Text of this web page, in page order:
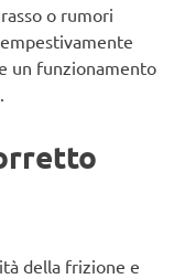
o rumori
un funzionamento
della frizione e